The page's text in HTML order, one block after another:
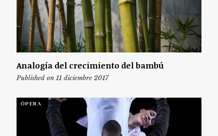
Analogía del crecimiento del bambú
Published on 11 diciembre 2017
ÓPERA